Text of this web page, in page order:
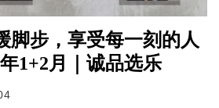
脚步，享受每一刻的人
1+2月｜诚品选乐